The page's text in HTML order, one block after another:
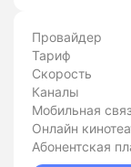
Провайдер
Тариф
Скорость
Каналы
Мобильная
Онлайн
Абонентская